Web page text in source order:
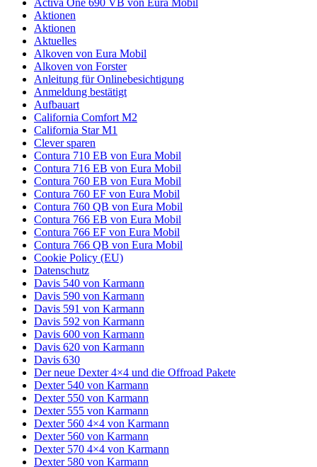
Activa One 690 VB von Eura Mobil
Aktionen
Aktionen
Aktuelles
Alkoven von Eura Mobil
Alkoven von Forster
Anleitung für Onlinebesichtigung
Anmeldung bestätigt
Aufbauart
California Comfort M2
California Star M1
Clever sparen
Contura 710 EB von Eura Mobil
Contura 716 EB von Eura Mobil
Contura 760 EB von Eura Mobil
Contura 760 EF von Eura Mobil
Contura 760 QB von Eura Mobil
Contura 766 EB von Eura Mobil
Contura 766 EF von Eura Mobil
Contura 766 QB von Eura Mobil
Cookie Policy (EU)
Datenschutz
Davis 540 von Karmann
Davis 590 von Karmann
Davis 591 von Karmann
Davis 592 von Karmann
Davis 600 von Karmann
Davis 620 von Karmann
Davis 630
Der neue Dexter 4×4 und die Offroad Pakete
Dexter 540 von Karmann
Dexter 550 von Karmann
Dexter 555 von Karmann
Dexter 560 4×4 von Karmann
Dexter 560 von Karmann
Dexter 570 4×4 von Karmann
Dexter 580 von Karmann